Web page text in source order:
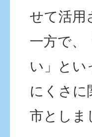
せて活用
一方で、
い」とい
にくさに
市としま